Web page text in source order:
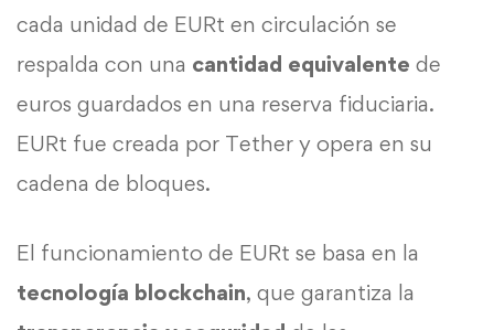
cada unidad de EURt en circulación se
respalda con una cantidad equivalente de
euros guardados en una reserva fiduciaria.
EURt fue creada por Tether y opera en su
cadena de bloques.
El funcionamiento de EURt se basa en la
tecnología blockchain, que garantiza la